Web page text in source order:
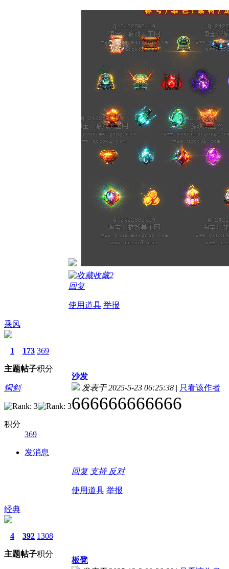
收藏2
回复
使用道具 举报
乘风
1
主题
173
帖子
369
积分
铜剑
积分
369
发消息
沙发
发表于 2025-5-23 06:25:38 | 只看该作者
666666666666
回复 支持 反对
使用道具 举报
经典
4
主题
392
帖子
1308
积分
板凳